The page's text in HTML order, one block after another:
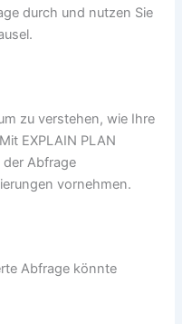
durch und nutzen Sie
zu verstehen, wie Ihre
EXPLAIN PLAN
der Abfrage
vornehmen.
Abfrage könnte